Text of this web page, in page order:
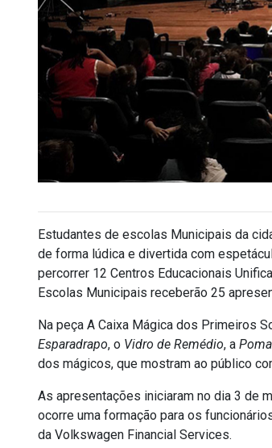
Estudantes de escolas Municipais da
de forma lúdica e divertida com
percorrer 12 Centros Educacionais
Escolas Municipais receberão 25
Na peça A Caixa Mágica dos Primeiros
Esparadrapo, o Vidro de Remédio, a
dos mágicos, que mostram ao público
As apresentações iniciaram no dia 3 de
ocorre uma formação para os
da Volkswagen Financial Services.